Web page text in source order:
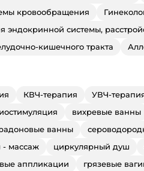
кровообращения
эндокринной системы,
кишечного тракта
КВЧ-терапия УВЧ-
вихревые ванны
ванны
массаж циркулярный душ
аппликации грязевые